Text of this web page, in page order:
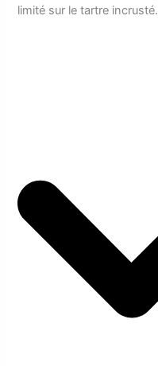
limité sur le tartre incrusté.